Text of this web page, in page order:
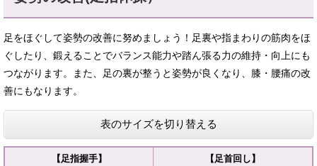
足をほぐして姿勢の改善に努めましょう！足裏や指まわりの筋肉をほ
ぐしたり、鍛えることでバランス能力や踏ん張る力の維持・向上にも
つながります。また、足の裏が整うと姿勢が良くなり、膝・腰痛の改
善にもなります。
表のサイズを切り替える
【足指握手】 【足首回し】